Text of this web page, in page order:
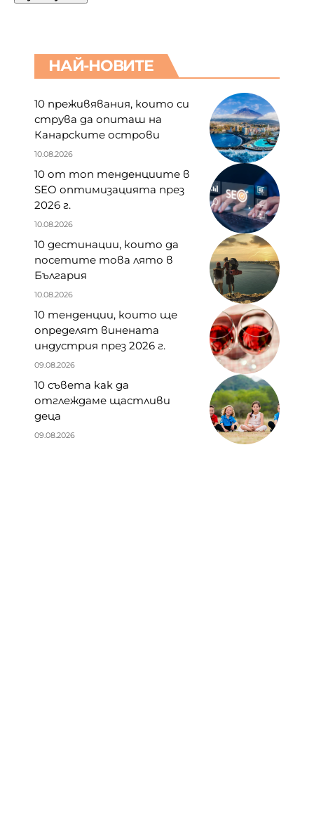
НАЙ-НОВИТЕ
10 преживявания, които си
струва да опиташ на
Канарските острови
10.08.2026
10 от топ тенденциите в
SEO оптимизацията през
2026 г.
10.08.2026
10 дестинации, които да
посетите това лято в
България
10.08.2026
10 тенденции, които ще
определят винената
индустрия през 2026 г.
09.08.2026
10 съвета как да
отглеждаме щастливи
деца
09.08.2026